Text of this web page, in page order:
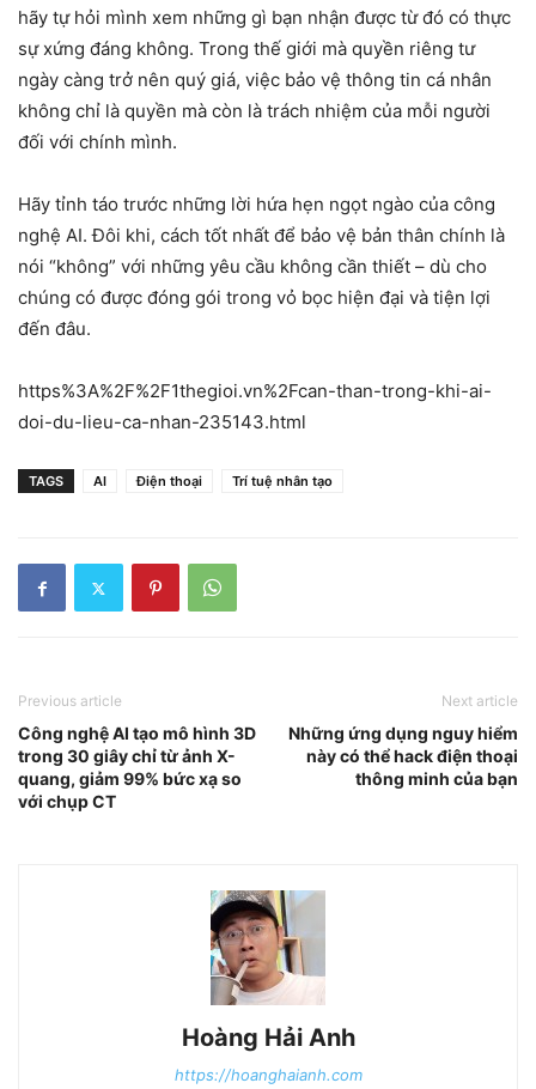
hãy tự hỏi mình xem những gì bạn nhận được từ đó có thực
sự xứng đáng không. Trong thế giới mà quyền riêng tư
ngày càng trở nên quý giá, việc bảo vệ thông tin cá nhân
không chỉ là quyền mà còn là trách nhiệm của mỗi người
đối với chính mình.
Hãy tỉnh táo trước những lời hứa hẹn ngọt ngào của công
nghệ AI. Đôi khi, cách tốt nhất để bảo vệ bản thân chính là
nói “không” với những yêu cầu không cần thiết – dù cho
chúng có được đóng gói trong vỏ bọc hiện đại và tiện lợi
đến đâu.
https%3A%2F%2F1thegioi.vn%2Fcan-than-trong-khi-ai-
doi-du-lieu-ca-nhan-235143.html
TAGS AI Điện thoại Trí tuệ nhân tạo
Previous article
Công nghệ AI tạo mô hình 3D
trong 30 giây chỉ từ ảnh X-
quang, giảm 99% bức xạ so
với chụp CT
Next article
Những ứng dụng nguy hiểm
này có thể hack điện thoại
thông minh của bạn
Hoàng Hải Anh
https://hoanghaianh.com